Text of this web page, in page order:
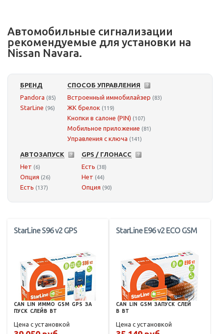
Автомобильные сигнализации
рекомендуемые для установки на
Nissan Navara.
БРЕНД
Pandora (85)
StarLine (96)
СПОСОБ УПРАВЛЕНИЯ
Встроенный иммобилайзер (83)
ЖК брелок (119)
Кнопки в салоне (PIN) (107)
Мобильное приложение (81)
Управления с ключа (141)
АВТОЗАПУСК
Нет (6)
Опция (26)
Есть (137)
GPS / ГЛОНАСС
Есть (38)
Нет (44)
Опция (90)
StarLine S96 v2 GPS
CAN LIN ИММО GSM GPS ЗА
ПУСК СЛЕЙВ BT
Цена с установкой
StarLine E96 v2 ECO GSM
CAN LIN GSM ЗАПУСК СЛЕЙ
В
BT
Цена с установкой